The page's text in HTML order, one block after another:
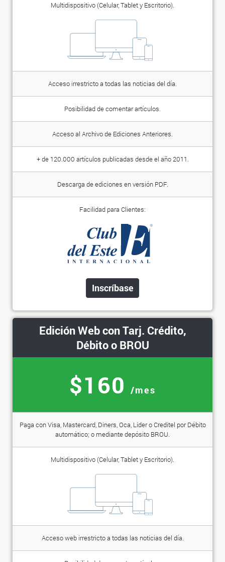
Multidispositivo (Celular, Tablet y Escritorio).
Acceso irrestricto a todas las noticias del día.
Posibilidad de comentar artículos.
Acceso al Archivo de Ediciones Anteriores.
+ de 120.000 artículos publicadas desde el año 2011.
Descarga de ediciones en versión PDF.
Facilidad para Clientes:
Inscríbase
Edición Web con Tarj. Crédito,
Débito o BROU
$160 /mes
Paga con Visa, Mastercard, Diners, Oca, Lider o Creditel por Débito
automático; o mediante depósito BROU.
Multidispositivo (Celular, Tablet y Escritorio).
Acceso web irrestricto a todas las noticias del día.